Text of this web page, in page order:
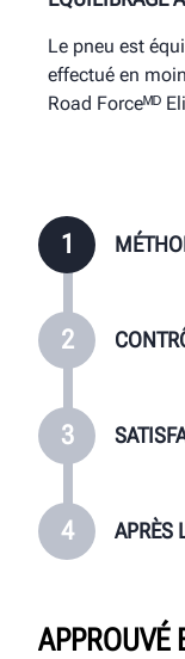
1
2
3
4 APRÈS
Le pneu est
effectué en
Road Forceᴹᴰ
jante pour
prend que
de l’installation.
tous les clients
Forceᴹᴰ Elite
APPROUVÉ